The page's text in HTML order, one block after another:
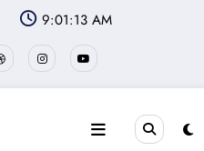
9:01:14 AM